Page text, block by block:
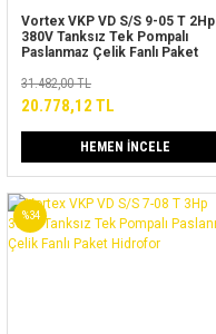
Vortex VKP VD S/S 9-05 T 2Hp
380V Tanksız Tek Pompalı
Paslanmaz Çelik Fanlı Paket
31.482,00 TL
20.778,12 TL
HEMEN İNCELE
%34